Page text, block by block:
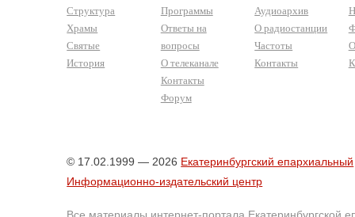
Структура
Храмы
Святые
История
Программы
Ответы на
вопросы
О телеканале
Контакты
Форум
Аудиоархив
О радиостанции
Частоты
Контакты
© 17.02.1999 — 2026 Екатеринбургский епархиальный
Информационно-издательский центр
Все материалы интернет-портала Екатеринбургской